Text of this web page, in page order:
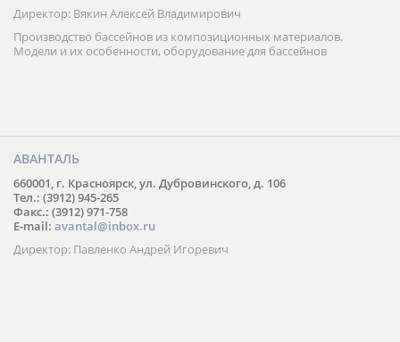
Директор: Вякин Алексей Владимирович
Производство бассейнов из композиционных материалов.
Модели и их особенности, оборудование для бассейнов
АВАНТАЛЬ
660001, г. Красноярск, ул. Дубровинского, д. 106
Тел.: (3912) 945-265
Факс.: (3912) 971-758
E-mail: avantal@inbox.ru
Директор: Павленко Андрей Игоревич